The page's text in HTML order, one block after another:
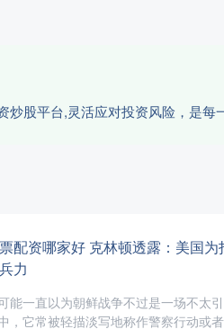
股平台,灵活应对投资风险，是
配资哪家好 克林顿透露：美国
力
能一直以为朝鲜战争不过是一场不太
，它常被轻描淡写地称作警察行动或